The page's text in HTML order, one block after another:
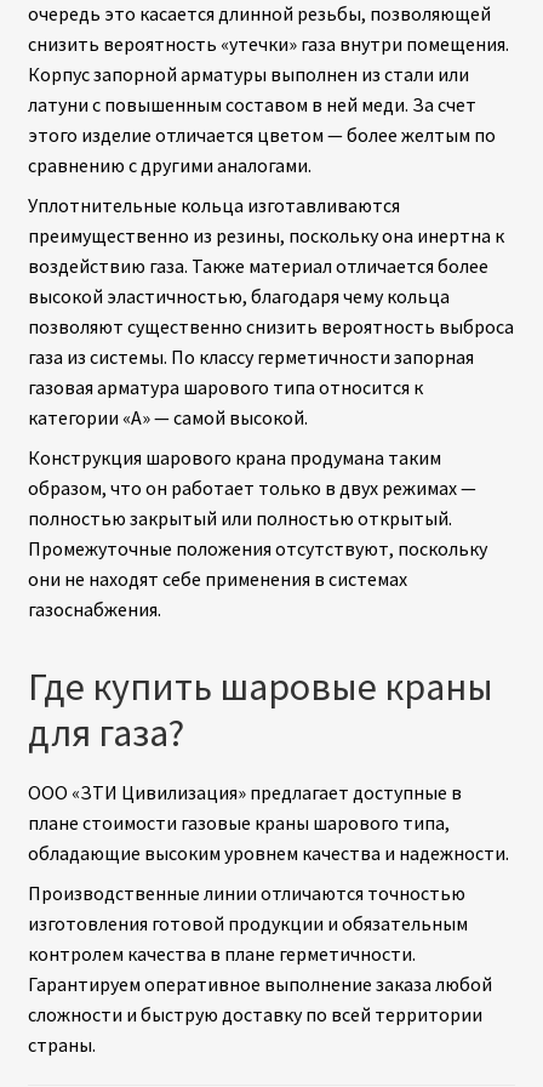
очередь это касается длинной резьбы, позволяющей
снизить вероятность «утечки» газа внутри помещения.
Корпус запорной арматуры выполнен из стали или
латуни с повышенным составом в ней меди. За счет
этого изделие отличается цветом — более желтым по
сравнению с другими аналогами.
Уплотнительные кольца изготавливаются
преимущественно из резины, поскольку она инертна к
воздействию газа. Также материал отличается более
высокой эластичностью, благодаря чему кольца
позволяют существенно снизить вероятность выброса
газа из системы. По классу герметичности запорная
газовая арматура шарового типа относится к
категории «А» — самой высокой.
Конструкция шарового крана продумана таким
образом, что он работает только в двух режимах —
полностью закрытый или полностью открытый.
Промежуточные положения отсутствуют, поскольку
они не находят себе применения в системах
газоснабжения.
Где купить шаровые краны
для газа?
ООО «ЗТИ Цивилизация» предлагает доступные в
плане стоимости газовые краны шарового типа,
обладающие высоким уровнем качества и надежности.
Производственные линии отличаются точностью
изготовления готовой продукции и обязательным
контролем качества в плане герметичности.
Гарантируем оперативное выполнение заказа любой
сложности и быструю доставку по всей территории
страны.